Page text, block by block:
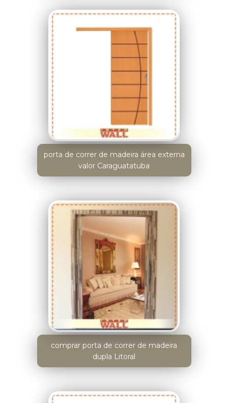
porta de correr de madeira área externa
valor Caraguatatuba
comprar porta de correr de madeira
dupla Litoral